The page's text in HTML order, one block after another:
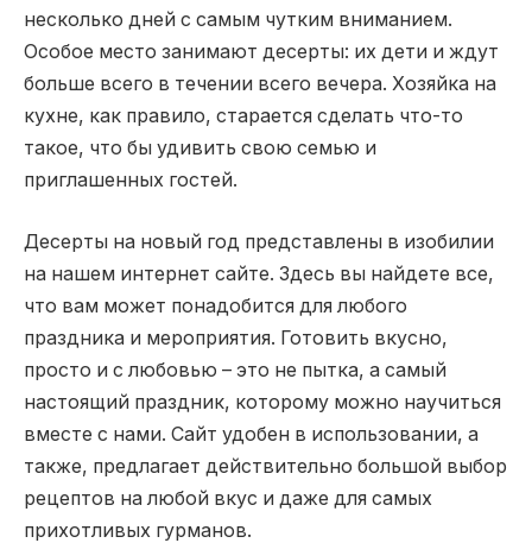
несколько дней с самым чутким вниманием.
Особое место занимают десерты: их дети и ждут
больше всего в течении всего вечера. Хозяйка на
кухне, как правило, старается сделать что-то
такое, что бы удивить свою семью и
приглашенных гостей.
Десерты на новый год представлены в изобилии
на нашем интернет сайте. Здесь вы найдете все,
что вам может понадобится для любого
праздника и мероприятия. Готовить вкусно,
просто и с любовью – это не пытка, а самый
настоящий праздник, которому можно научиться
вместе с нами. Сайт удобен в использовании, а
также, предлагает действительно большой выбор
рецептов на любой вкус и даже для самых
прихотливых гурманов.